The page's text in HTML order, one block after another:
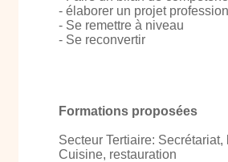
- élaborer un projet
- Se remettre à niveau
- Se reconvertir
Formations proposées
Secteur Tertiaire:
Cuisine, restauration